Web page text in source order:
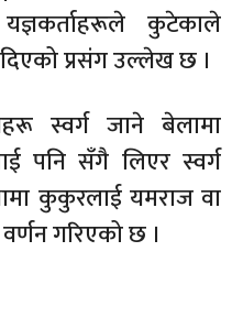
कुटेकाले
प्रसंग उल्लेख छ ।
स्वर्ग जाने बेलामा
पनि सँगै लिएर स्वर्ग
कुकुरलाई यमराज वा
गरिएको छ ।